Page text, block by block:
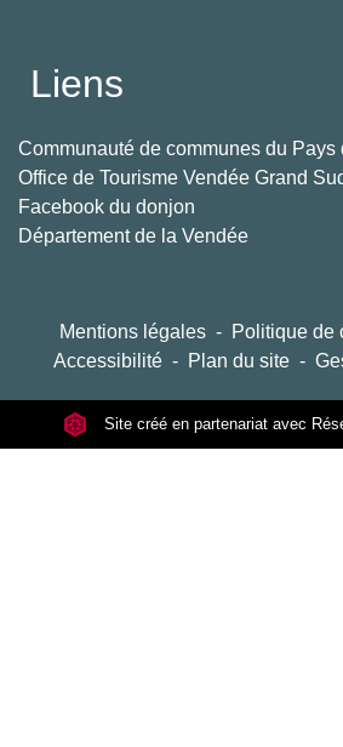
Liens
Communauté de communes du
Office de Tourisme Vendée Grand
Facebook du donjon
Département de la Vendée
Mentions légales - Politique de
Accessibilité - Plan du site -
Site créé en partenariat avec